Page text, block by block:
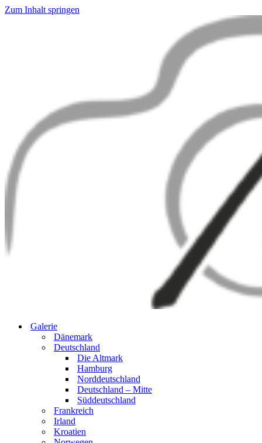
Zum Inhalt springen
Galerie
Dänemark
Deutschland
Die Altmark
Hamburg
Norddeutschland
Deutschland – Mitte
Süddeutschland
Frankreich
Irland
Kroatien